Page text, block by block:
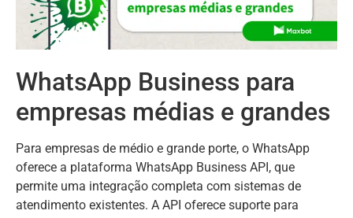
WhatsApp Business para
empresas médias e grandes
Para empresas de médio e grande porte, o WhatsApp
oferece a plataforma WhatsApp Business API, que
permite uma integração completa com sistemas de
atendimento existentes. A API oferece suporte para